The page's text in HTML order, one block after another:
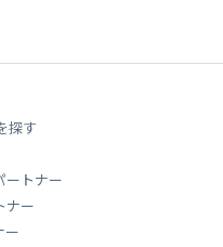
探す
ートナー
ナー
ー